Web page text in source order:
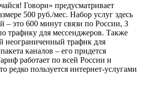
Говори» предусматривает
500 руб./мес. Набор услуг здесь
– это 600 минут связи по России, 3
трафику для мессенджеров. Также
неограниченный трафик для
каналов – его придется
работает по всей России и
редко пользуется интернет-услугами